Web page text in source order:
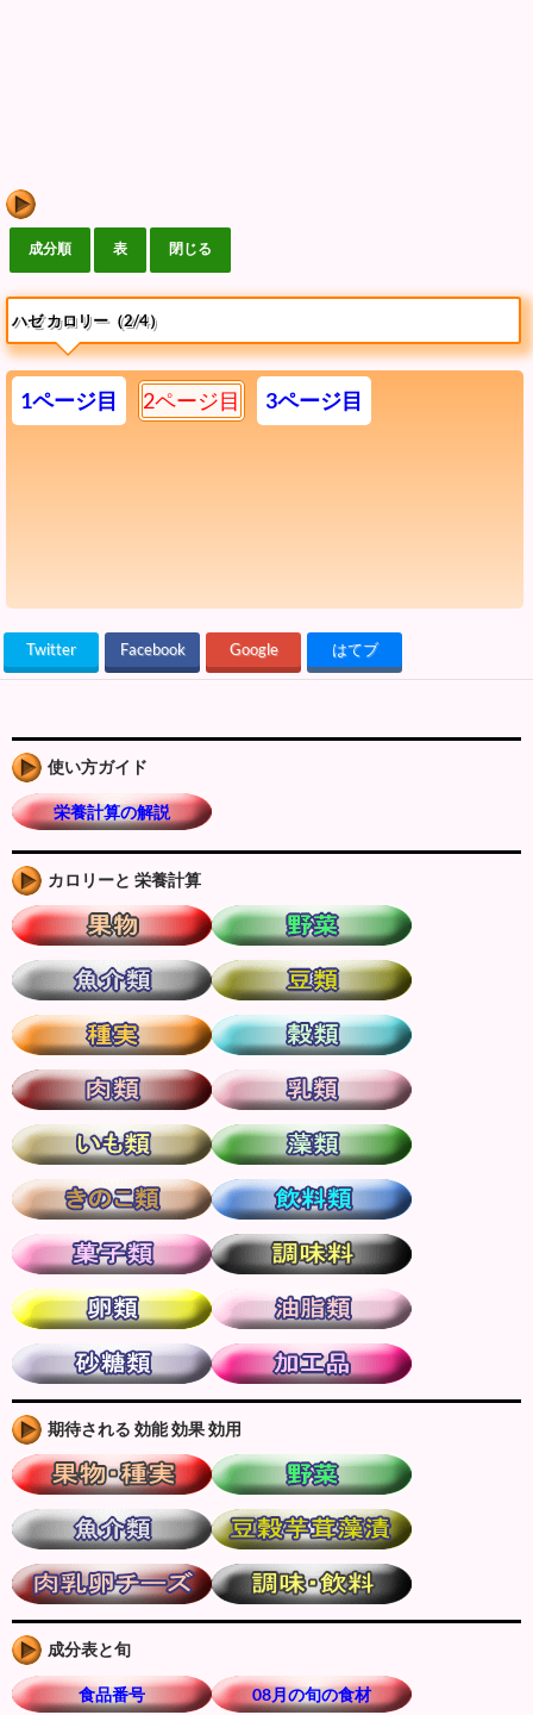
ハゼ カロリー（2/4）
1ページ目 2ページ目 3ページ目
Twitter Facebook Google はてブ
使い方ガイド
栄養計算の解説
カロリーと 栄養計算
期待される 効能 効果 効用
成分表と旬
食品番号 08月の旬の食材